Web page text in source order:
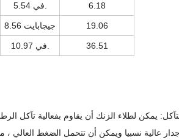
6.18
8.56 جيجابايت 19.06
36.51